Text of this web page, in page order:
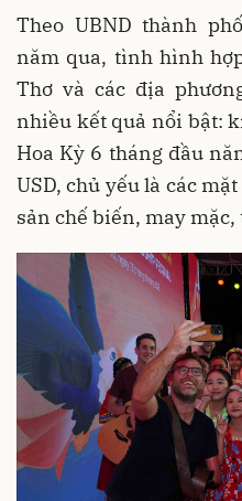
Theo UBND thành
năm qua, tình hình
Thơ và các địa
nhiều kết quả nổi bật:
Hoa Kỳ 6 tháng đầu
USD, chủ yếu là các
sản chế biến, may